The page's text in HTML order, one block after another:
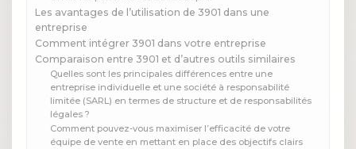
Les avantages de l’utilisation de 3901 dans une
entreprise
Comment intégrer 3901 dans votre entreprise
Comparaison entre 3901 et d’autres outils similaires
Quelles sont les principales différences entre une
entreprise individuelle et une société à responsabilité
limitée (SARL) en termes de structure et de responsabilités
légales ?
Comment pouvez-vous maximiser l’efficacité de votre
équipe de vente en mettant en place des objectifs clairs